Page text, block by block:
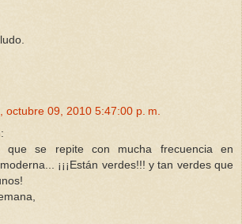
octubre 09, 2010 5:47:00 p. m.
que se repite con mucha frecuencia en
¡¡¡Están verdes!!! y tan verdes que